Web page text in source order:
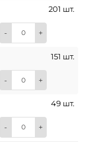
201 шт.
- +
151 шт.
- +
49 шт.
- +